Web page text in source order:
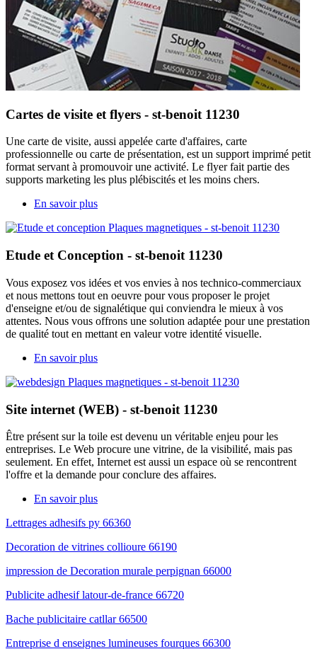
Cartes de visite et flyers - st-benoit 11230
Une carte de visite, aussi appelée carte d'affaires, carte
professionnelle ou carte de présentation, est un support imprimé petit
format servant à promouvoir une activité. Le flyer fait partie des
supports marketing les plus plébiscités et les moins chers.
En savoir plus
Etude et Conception - st-benoit 11230
Vous exposez vos idées et vos envies à nos technico-commerciaux
et nous mettons tout en oeuvre pour vous proposer le projet
d'enseigne et/ou de signalétique qui conviendra le mieux à vos
attentes. Nous vous offrons une solution adaptée pour une prestation
de qualité tout en mettant en valeur votre identité visuelle.
En savoir plus
Site internet (WEB) - st-benoit 11230
Être présent sur la toile est devenu un véritable enjeu pour les
entreprises. Le Web procure une vitrine, de la visibilité, mais pas
seulement. En effet, Internet est aussi un espace où se rencontrent
l'offre et la demande pour conclure des affaires.
En savoir plus
Lettrages adhesifs py 66360
Decoration de vitrines collioure 66190
impression de Decoration murale perpignan 66000
Publicite adhesif latour-de-france 66720
Bache publicitaire catllar 66500
Entreprise d enseignes lumineuses fourques 66300